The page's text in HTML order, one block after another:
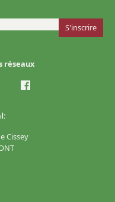
réseaux
Cissey